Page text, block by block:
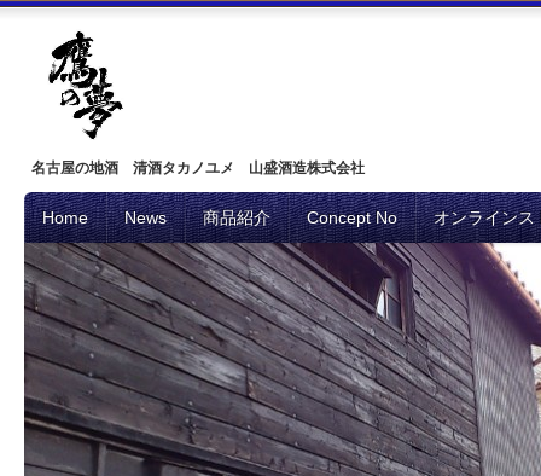
名古屋の地酒 清酒タカノユメ 山盛酒造株式会社
Home News 商品紹介 Concept No オンラインス